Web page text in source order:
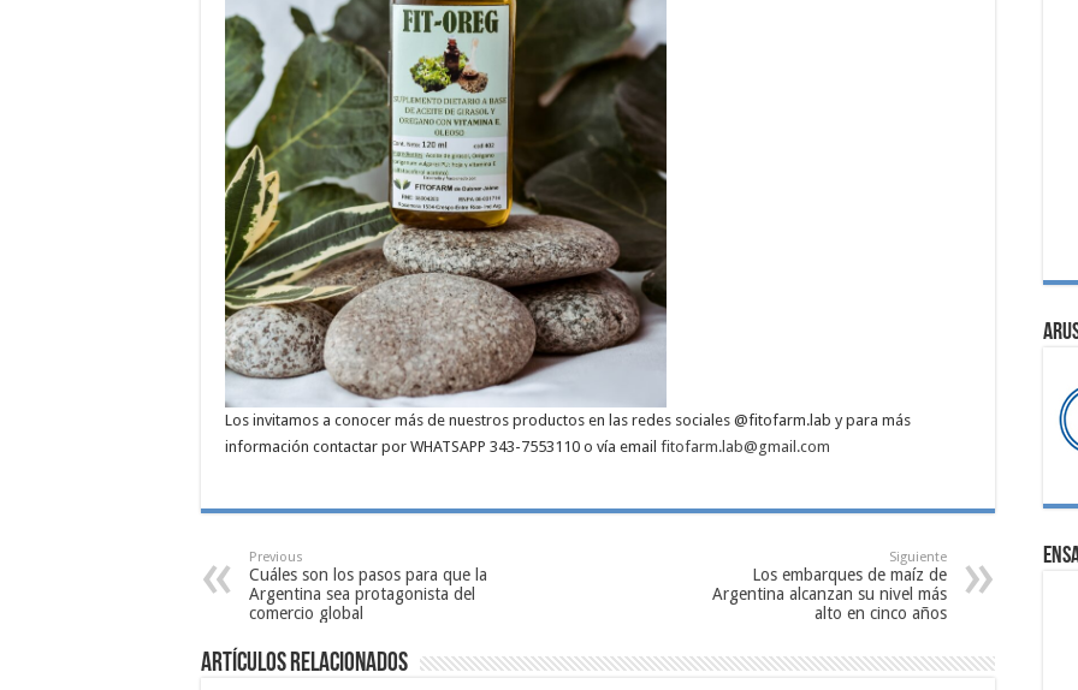
Los invitamos a conocer más de nuestros productos en las redes sociales @fitofarm.lab y para más
información contactar por WHATSAPP 343-7553110 o vía email fitofarm.lab@gmail.com
Previous
Cuáles son los pasos para que la
Argentina sea protagonista del
comercio global
Siguiente
Los embarques de maíz de
Argentina alcanzan su nivel más
alto en cinco años
Artículos relacionados